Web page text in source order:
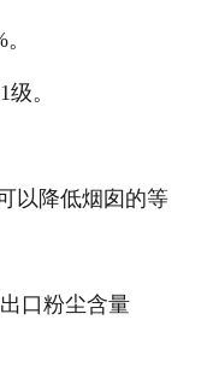
。
以降低烟囱的等
口粉尘含量